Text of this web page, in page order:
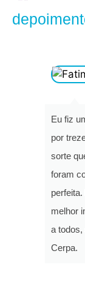
Eu fiz
por
sorte
foram
melhor
a todos,
Cerpa.